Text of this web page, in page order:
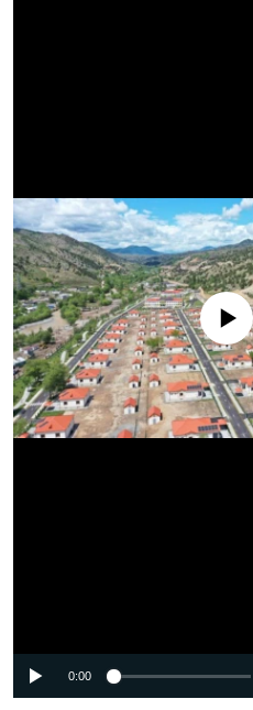
No media source
0:00